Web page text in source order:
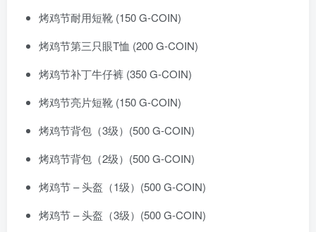
烤鸡节耐用短靴 (150 G-COIN)
烤鸡节第三只眼T恤 (200 G-COIN)
烤鸡节补丁牛仔裤 (350 G-COIN)
烤鸡节亮片短靴 (150 G-COIN)
烤鸡节背包（3级）(500 G-COIN)
烤鸡节背包（2级）(500 G-COIN)
烤鸡节 – 头盔（1级）(500 G-COIN)
烤鸡节 – 头盔（3级）(500 G-COIN)